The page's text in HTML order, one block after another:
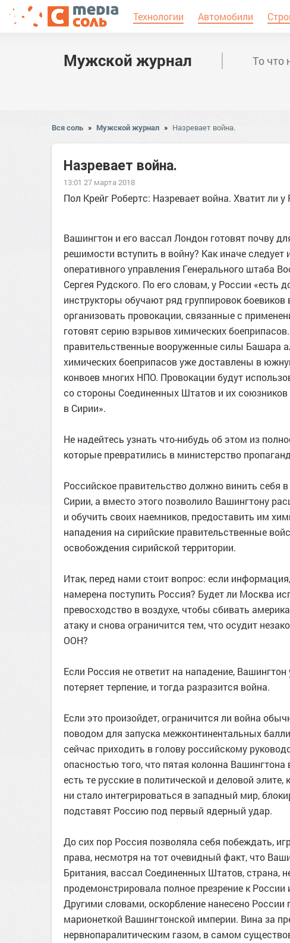
Технологии Автомобили
Мужской журнал То что
Вся соль » Мужской журнал » Назревает война.
Назревает война.
13:01 27 марта 2018
Пол Крейг Робертс: Назревает война. Хватит ли
Вашингтон и его вассал Лондон готовят почву
решимости вступить в войну? Как иначе следует
оперативного управления Генерального штаба
Сергея Рудского. По его словам, у России
инструкторы обучают ряд группировок
организовать провокации, связанные с
готовят серию взрывов химических
правительственные вооруженные силы Башара
химических боеприпасов уже доставлены в
конвоев многих НПО. Провокации будут
со стороны Соединенных Штатов и их союзников
в Сирии».
Не надейтесь узнать что-нибудь об этом из
которые превратились в министерство
Российское правительство должно винить себя
Сирии, а вместо этого позволило Вашингтону
и обучить своих наемников, предоставить им
нападения на сирийские правительственные
освобождения сирийской территории.
Итак, перед нами стоит вопрос: если
намерена поступить Россия? Будет ли Москва
превосходство в воздухе, чтобы сбивать
атаку и снова ограничится тем, что осудит
ООН?
Если Россия не ответит на нападение,
потеряет терпение, и тогда разразится война.
Если это произойдет, ограничится ли война
поводом для запуска межконтинентальных
сейчас приходить в голову российскому
опасностью того, что пятая колонна
есть те русские в политической и деловой
ни стало интегрироваться в западный мир,
подставят Россию под первый ядерный удар.
До сих пор Россия позволяла себя побеждать,
права, несмотря на тот очевидный факт, что
Британия, вассал Соединенных Штатов, страна,
продемонстрировала полное презрение к
Другими словами, оскорбление нанесено
марионеткой Вашингтонской империи. Вина за
нервнопаралитическим газом, в самом